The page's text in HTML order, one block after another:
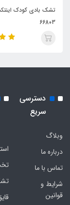
تشک بادی کودک
66803
دسترسی
سریع
وبلاگ
درباره ما
تماس با ما
شرایط و
قوانین